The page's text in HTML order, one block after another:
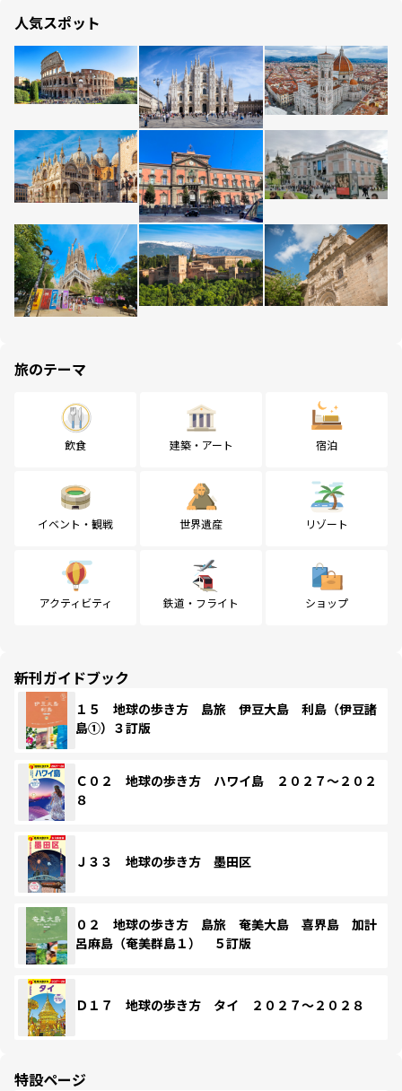
人気スポット
旅のテーマ
飲食 建築・アート 宿泊
イベント・観戦 世界遺産 リゾート
アクティビティ 鉄道・フライト ショップ
新刊ガイドブック
１５ 地球の歩き方 島旅 伊豆大島 利島（伊豆諸
島①）３訂版
Ｃ０２ 地球の歩き方 ハワイ島 ２０２７～２０２
８
Ｊ３３ 地球の歩き方 墨田区
０２ 地球の歩き方 島旅 奄美大島 喜界島 加計
呂麻島（奄美群島１） ５訂版
Ｄ１７ 地球の歩き方 タイ ２０２７～２０２８
特設ページ